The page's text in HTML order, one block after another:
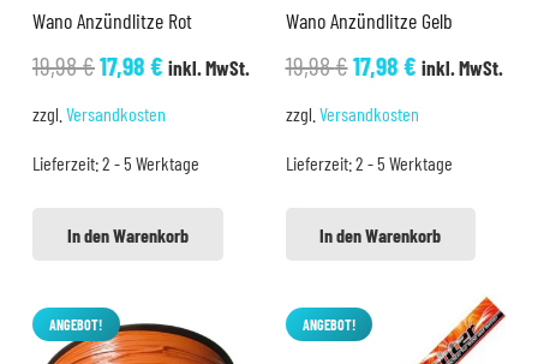
Wano Anzündlitze Rot
19,98€Ursprünglicher
19,98 €
17,98€Aktueller
17,98 €.
inkl. MwSt.
zzgl. Versandkosten
Lieferzeit:2 - 5 Werktage
In den Warenkorb
Wano Anzündlitze Gelb
19,98€Ursprünglicher
19,98 €
17,98€Aktueller
17,98 €.
inkl. MwSt.
zzgl. Versandkosten
Lieferzeit:2 - 5 Werktage
In den Warenkorb
ANGEBOT! ANGEBOT!